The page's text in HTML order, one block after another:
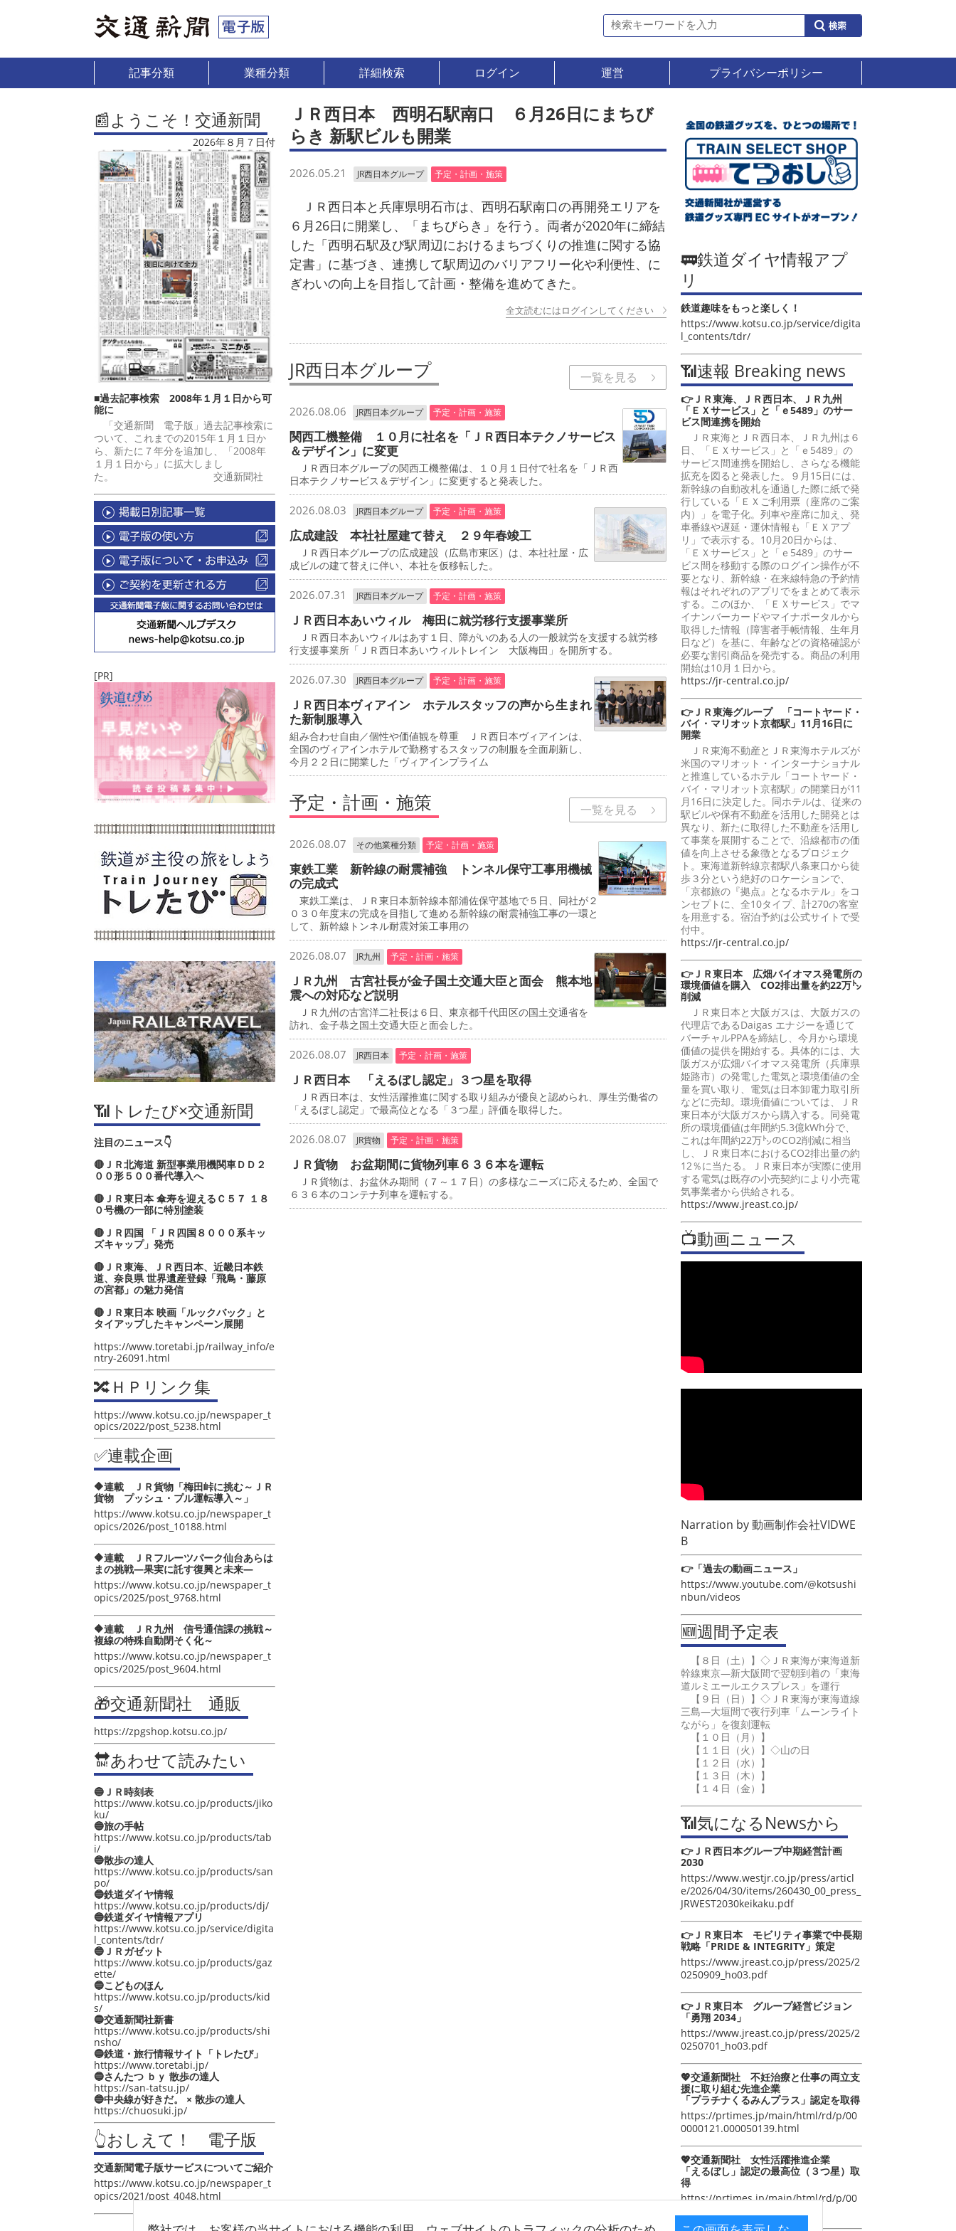
記事分類 業種分類 詳細検索 ログイン 運営 プライバシーポリシー
📰ようこそ！交通新聞
2026年８月７日付
■過去記事検索 2008年１月１日から可
能に
「交通新聞 電子版」過去記事検索に
ついて、これまでの2015年１月１日か
ら、新たに７年分を追加し、「2008年
１月１日から」に拡大しまし
た。 交通新聞社
[PR]
📶トレたび×交通新聞
注目のニュース👇
🔴ＪＲ北海道 新型事業用機関車ＤＤ２
００形５００番代導入へ
🔴ＪＲ東日本 傘寿を迎えるＣ５７ １８
０号機の一部に特別塗装
🔴ＪＲ四国 「ＪＲ四国８０００系キッ
ズキャップ」発売
🔴ＪＲ東海、ＪＲ西日本、近畿日本鉄
道、奈良県 世界遺産登録「飛鳥・藤原
の宮都」の魅力発信
🔴ＪＲ東日本 映画「ルックバック」と
タイアップしたキャンペーン展開
https://www.toretabi.jp/railway_info/e
ntry-26091.html
🔀ＨＰリンク集
https://www.kotsu.co.jp/newspaper_t
opics/2022/post_5238.html
✅連載企画
🔶連載 ＪＲ貨物「梅田峠に挑む～ＪＲ
貨物 プッシュ・プル運転導入～」
https://www.kotsu.co.jp/newspaper_t
opics/2026/post_10188.html
🔶連載 ＪＲフルーツパーク仙台あらは
まの挑戦―果実に託す復興と未来―
https://www.kotsu.co.jp/newspaper_t
opics/2025/post_9768.html
🔶連載 ＪＲ九州 信号通信課の挑戦～
複線の特殊自動閉そく化～
https://www.kotsu.co.jp/newspaper_t
opics/2025/post_9604.html
🎁交通新聞社 通販
https://zpgshop.kotsu.co.jp/
🔛あわせて読みたい
🔵ＪＲ時刻表
https://www.kotsu.co.jp/products/jiko
ku/
🔵旅の手帖
https://www.kotsu.co.jp/products/tab
i/
🔵散歩の達人
https://www.kotsu.co.jp/products/san
po/
🔵鉄道ダイヤ情報
https://www.kotsu.co.jp/products/dj/
🔵鉄道ダイヤ情報アプリ
https://www.kotsu.co.jp/service/digita
l_contents/tdr/
🔵ＪＲガゼット
https://www.kotsu.co.jp/products/gaz
ette/
🔵こどものほん
https://www.kotsu.co.jp/products/kid
s/
🔵交通新聞社新書
https://www.kotsu.co.jp/products/shi
nsho/
🔵鉄道・旅行情報サイト「トレたび」
https://www.toretabi.jp/
🔵さんたつ ｂｙ 散歩の達人
https://san-tatsu.jp/
🔵中央線が好きだ。 × 散歩の達人
https://chuosuki.jp/
👆おしえて！ 電子版
交通新聞電子版サービスについてご紹介
https://www.kotsu.co.jp/newspaper_t
opics/2021/post_4048.html
ＪＲ西日本 西明石駅南口 ６月26日にまちび
らき 新駅ビルも開業
2026.05.21 JR西日本グループ 予定・計画・施策
ＪＲ西日本と兵庫県明石市は、西明石駅南口の再開発エリアを
６月26日に開業し、「まちびらき」を行う。両者が2020年に締結
した「西明石駅及び駅周辺におけるまちづくりの推進に関する協
定書」に基づき、連携して駅周辺のバリアフリー化や利便性、に
ぎわいの向上を目指して計画・整備を進めてきた。
全文読むにはログインしてください
JR西日本グループ 一覧を見る
2026.08.06 JR西日本グループ 予定・計画・施策
関西工機整備 １０月に社名を「ＪＲ西日本テクノサービス
＆デザイン」に変更
ＪＲ西日本グループの関西工機整備は、１０月１日付で社名を「ＪＲ西
日本テクノサービス＆デザイン」に変更すると発表した。
2026.08.03 JR西日本グループ 予定・計画・施策
広成建設 本社社屋建て替え ２９年春竣工
ＪＲ西日本グループの広成建設（広島市東区）は、本社社屋・広
成ビルの建て替えに伴い、本社を仮移転した。
2026.07.31 JR西日本グループ 予定・計画・施策
ＪＲ西日本あいウィル 梅田に就労移行支援事業所
ＪＲ西日本あいウィルはあす１日、障がいのある人の一般就労を支援する就労移
行支援事業所「ＪＲ西日本あいウィルトレイン 大阪梅田」を開所する。
2026.07.30 JR西日本グループ 予定・計画・施策
ＪＲ西日本ヴィアイン ホテルスタッフの声から生まれ
た新制服導入
組み合わせ自由／個性や価値観を尊重 ＪＲ西日本ヴィアインは、
全国のヴィアインホテルで勤務するスタッフの制服を全面刷新し、
今月２２日に開業した「ヴィアインプライム
予定・計画・施策 一覧を見る
2026.08.07 その他業種分類 予定・計画・施策
東鉄工業 新幹線の耐震補強 トンネル保守工事用機械
の完成式
東鉄工業は、ＪＲ東日本新幹線本部浦佐保守基地で５日、同社が２
０３０年度末の完成を目指して進める新幹線の耐震補強工事の一環と
して、新幹線トンネル耐震対策工事用の
2026.08.07 JR九州 予定・計画・施策
ＪＲ九州 古宮社長が金子国土交通大臣と面会 熊本地
震への対応など説明
ＪＲ九州の古宮洋二社長は６日、東京都千代田区の国土交通省を
訪れ、金子恭之国土交通大臣と面会した。
2026.08.07 JR西日本 予定・計画・施策
ＪＲ西日本 「えるぼし認定」３つ星を取得
ＪＲ西日本は、女性活躍推進に関する取り組みが優良と認められ、厚生労働省の
「えるぼし認定」で最高位となる「３つ星」評価を取得した。
2026.08.07 JR貨物 予定・計画・施策
ＪＲ貨物 お盆期間に貨物列車６３６本を運転
ＪＲ貨物は、お盆休み期間（７～１７日）の多様なニーズに応えるため、全国で
６３６本のコンテナ列車を運転する。
🚃鉄道ダイヤ情報アプ
リ
鉄道趣味をもっと楽しく！
https://www.kotsu.co.jp/service/digita
l_contents/tdr/
📶速報 Breaking news
👉ＪＲ東海、ＪＲ西日本、ＪＲ九州
「ＥＸサービス」と「ｅ5489」のサー
ビス間連携を開始
ＪＲ東海とＪＲ西日本、ＪＲ九州は６
日、「ＥＸサービス」と「ｅ5489」の
サービス間連携を開始し、さらなる機能
拡充を図ると発表した。９月15日には、
新幹線の自動改札を通過した際に紙で発
行している「ＥＸご利用票（座席のご案
内）」を電子化。列車や座席に加え、発
車番線や遅延・運休情報も「ＥＸアプ
リ」で表示する。10月20日からは、
「ＥＸサービス」と「ｅ5489」のサー
ビス間を移動する際のログイン操作が不
要となり、新幹線・在来線特急の予約情
報はそれぞれのアプリでをまとめて表示
する。このほか、「ＥＸサービス」でマ
イナンバーカードやマイナポータルから
取得した情報（障害者手帳情報、生年月
日など）を基に、年齢などの資格確認が
必要な割引商品を発売する。商品の利用
開始は10月１日から。
https://jr-central.co.jp/
👉ＪＲ東海グループ 「コートヤード・
バイ・マリオット京都駅」11月16日に
開業
ＪＲ東海不動産とＪＲ東海ホテルズが
米国のマリオット・インターナショナル
と推進しているホテル「コートヤード・
バイ・マリオット京都駅」の開業日が11
月16日に決定した。同ホテルは、従来の
駅ビルや保有不動産を活用した開発とは
異なり、新たに取得した不動産を活用し
て事業を展開することで、沿線都市の価
値を向上させる象徴となるプロジェク
ト。東海道新幹線京都駅八条東口から徒
歩３分という絶好のロケーションで、
「京都旅の『拠点』となるホテル」をコ
ンセプトに、全10タイプ、計270の客室
を用意する。宿泊予約は公式サイトで受
付中。
https://jr-central.co.jp/
👉ＪＲ東日本 広畑バイオマス発電所の
環境価値を購入 CO2排出量を約22万㌧
削減
ＪＲ東日本と大阪ガスは、大阪ガスの
代理店であるDaigas エナジーを通じて
バーチャルPPAを締結し、今月から環境
価値の提供を開始する。具体的には、大
阪ガスが広畑バイオマス発電所（兵庫県
姫路市）の発電した電気と環境価値の全
量を買い取り、電気は日本卸電力取引所
などに売却。環境価値については、ＪＲ
東日本が大阪ガスから購入する。同発電
所の環境価値は年間約5.3億kWh分で、
これは年間約22万㌧のCO2削減に相当
し、ＪＲ東日本におけるCO2排出量の約
12％に当たる。ＪＲ東日本が実際に使用
する電気は既存の小売契約により小売電
気事業者から供給される。
https://www.jreast.co.jp/
📺動画ニュース
Narration by動画制作会社VIDWE
B
👉「過去の動画ニュース」
https://www.youtube.com/@kotsushi
nbun/videos
🆕週間予定表
【８日（土）】◇ＪＲ東海が東海道新
幹線東京―新大阪間で翌朝到着の「東海
道ルミエールエクスプレス」を運行
【９日（日）】◇ＪＲ東海が東海道線
三島―大垣間で夜行列車「ムーンライト
ながら」を復刻運転
【１０日（月）】
【１１日（火）】◇山の日
【１２日（水）】
【１３日（木）】
【１４日（金）】
📶気になるNewsから
👉ＪＲ西日本グループ中期経営計画
2030
https://www.westjr.co.jp/press/articl
e/2026/04/30/items/260430_00_press_
JRWEST2030keikaku.pdf
👉ＪＲ東日本 モビリティ事業で中長期
戦略「PRIDE & INTEGRITY」策定
https://www.jreast.co.jp/press/2025/2
0250909_ho03.pdf
👉ＪＲ東日本 グループ経営ビジョン
「勇翔 2034」
https://www.jreast.co.jp/press/2025/2
0250701_ho03.pdf
💖交通新聞社 不妊治療と仕事の両立支
援に取り組む先進企業
「プラチナくるみんプラス」認定を取得
https://prtimes.jp/main/html/rd/p/00
0000121.000050139.html
💖交通新聞社 女性活躍推進企業
「えるぼし」認定の最高位（３つ星）取
得
https://prtimes.jp/main/html/rd/p/00